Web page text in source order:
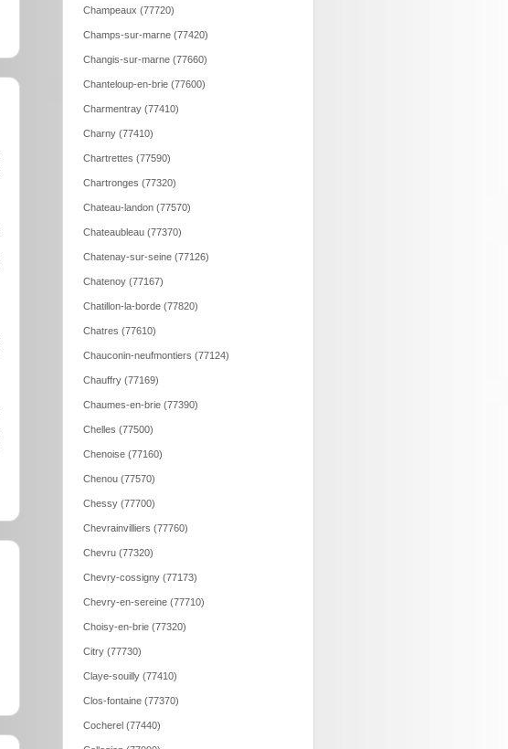
Champeaux (77720)
Champs-sur-marne (77420)
Changis-sur-marne (77660)
Chanteloup-en-brie (77600)
Charmentray (77410)
Charny (77410)
Chartrettes (77590)
Chartronges (77320)
Chateau-landon (77570)
Chateaubleau (77370)
Chatenay-sur-seine (77126)
Chatenoy (77167)
Chatillon-la-borde (77820)
Chatres (77610)
Chauconin-neufmontiers (77124)
Chauffry (77169)
Chaumes-en-brie (77390)
Chelles (77500)
Chenoise (77160)
Chenou (77570)
Chessy (77700)
Chevrainvilliers (77760)
Chevru (77320)
Chevry-cossigny (77173)
Chevry-en-sereine (77710)
Choisy-en-brie (77320)
Citry (77730)
Claye-souilly (77410)
Clos-fontaine (77370)
Cocherel (77440)